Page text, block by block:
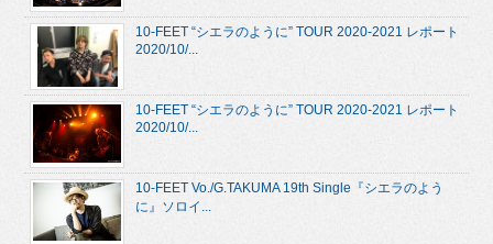
10-FEET “シエラのように” TOUR 2020-2021 レポート
2020/10/...
10-FEET “シエラのように” TOUR 2020-2021 レポート
2020/10/...
10-FEET Vo./G.TAKUMA 19th Single『シエラのよう
に』ソロイ...